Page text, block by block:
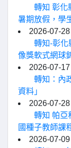
轉知 彰化
暑期放假，學
2026-07-28
轉知-彰化
像獎軟式網球
2026-07-17
轉知：內
資料」
2026-07-28
轉知 帕亞
國種子教師課
2026-07-09